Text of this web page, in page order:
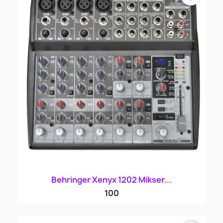
Behringer Xenyx 1202 Mikser...
100